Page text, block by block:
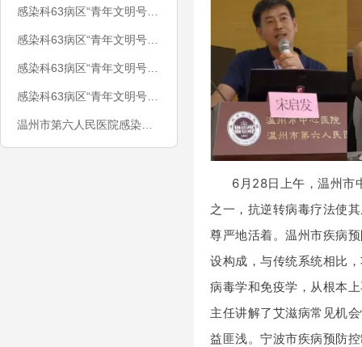
6月28日上午，温州市
之一，抗逆转病毒疗法使
尊严地活着。温州市疾病
设构成，与传统系统相比
病毒学和免疫学，从根本
主任讲解了艾滋病常见机
益匪浅。宁波市疾病预防